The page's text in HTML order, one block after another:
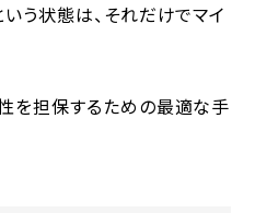
う状態は、それだけでマイ
を担保するための最適な手